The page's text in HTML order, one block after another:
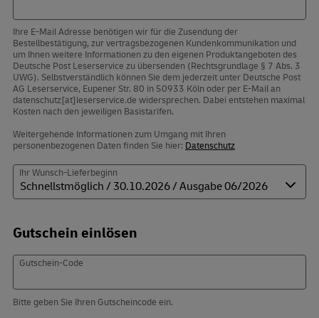
Ihre E-Mail Adresse benötigen wir für die Zusendung der
Bestellbestätigung, zur vertragsbezogenen Kundenkommunikation und
um Ihnen weitere Informationen zu den eigenen Produktangeboten des
Deutsche Post Leserservice zu übersenden (Rechtsgrundlage § 7 Abs. 3
UWG). Selbstverständlich können Sie dem jederzeit unter Deutsche Post
AG Leserservice, Eupener Str. 80 in 50933 Köln oder per E-Mail an
datenschutz[at]leserservice.de widersprechen. Dabei entstehen maximal
Kosten nach den jeweiligen Basistarifen.
Weitergehende Informationen zum Umgang mit Ihren
personenbezogenen Daten finden Sie hier: Datenschutz
Ihr Wunsch-Lieferbeginn
Gutschein einlösen
Gutschein-Code
Bitte geben Sie Ihren Gutscheincode ein.